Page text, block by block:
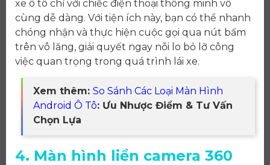
xe ô tô chỉ với chiếc điện thoại thông minh vô
cùng dễ dàng. Với tiện ích này, bạn có thể nhanh
chóng nhận và thực hiện cuộc gọi qua nút bấm
trên vô lăng, giải quyết ngay nỗi lo bỏ lỡ công
việc quan trọng trong quá trình lái xe.
Xem thêm: So Sánh Các Loại Màn Hình
Android Ô Tô: Ưu Nhược Điểm & Tư Vấn
Chọn Lựa
4. Màn hình liền camera 360